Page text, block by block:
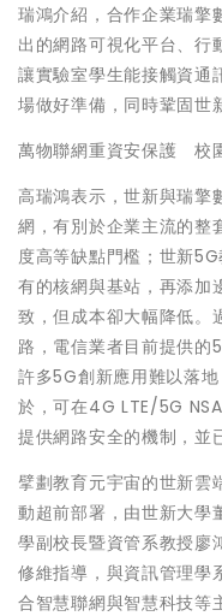
瑞鴻介紹，合作企業瑞擎
出的網路可視化平台、行
讓實驗室學生能接觸資通
場做好準備，同時鞏固世
萬物聯網重資安保護 校
高瑞鴻表示，世新與瑞擎
網，有別於企業主流的整
度高等缺點門檻；世新
有的核網與基站，再添加
致，但成本卻大幅降低。
路，電信業者目前提供的
許多5G創新應用難以落
於，可在4G LTE/5G
提供網路安全的機制，並
擘劃教育元宇宙的世新
動超前部署，由世新大學
學副校長暨資管系教授廖
修維指導，與資訊管理學
合智慧聯網與智慧科技等